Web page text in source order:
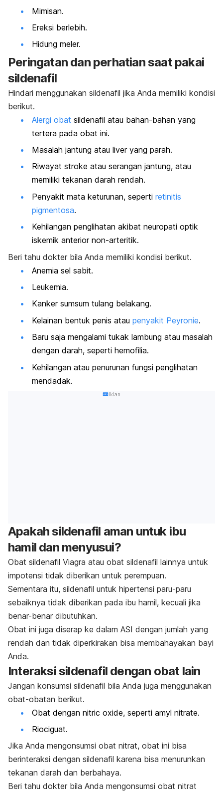
Mimisan.
Ereksi berlebih.
Hidung meler.
Peringatan dan perhatian saat pakai
sildenafil
Hindari menggunakan sildenafil jika Anda memiliki kondisi
berikut.
Alergi obat sildenafil atau bahan-bahan yang
tertera pada obat ini.
Masalah jantung atau liver yang parah.
Riwayat stroke atau serangan jantung, atau
memiliki tekanan darah rendah.
Penyakit mata keturunan, seperti retinitis
pigmentosa.
Kehilangan penglihatan akibat neuropati optik
iskemik anterior non-arteritik.
Beri tahu dokter bila Anda memiliki kondisi berikut.
Anemia sel sabit.
Leukemia.
Kanker sumsum tulang belakang.
Kelainan bentuk penis atau penyakit Peyronie.
Baru saja mengalami tukak lambung atau masalah
dengan darah, seperti hemofilia.
Kehilangan atau penurunan fungsi penglihatan
mendadak.
Iklan
Apakah sildenafil aman untuk ibu
hamil dan menyusui?
Obat sildenafil Viagra atau obat sildenafil lainnya untuk
impotensi tidak diberikan untuk perempuan.
Sementara itu, sildenafil untuk hipertensi paru-paru
sebaiknya tidak diberikan pada ibu hamil, kecuali jika
benar-benar dibutuhkan.
Obat ini juga diserap ke dalam ASI dengan jumlah yang
rendah dan tidak diperkirakan bisa membahayakan bayi
Anda.
Interaksi sildenafil dengan obat lain
Jangan konsumsi sildenafil bila Anda juga menggunakan
obat-obatan berikut.
Obat dengan nitric oxide, seperti amyl nitrate.
Riociguat.
Jika Anda mengonsumsi obat nitrat, obat ini bisa
berinteraksi dengan sildenafil karena bisa menurunkan
tekanan darah dan berbahaya.
Beri tahu dokter bila Anda mengonsumsi obat nitrat